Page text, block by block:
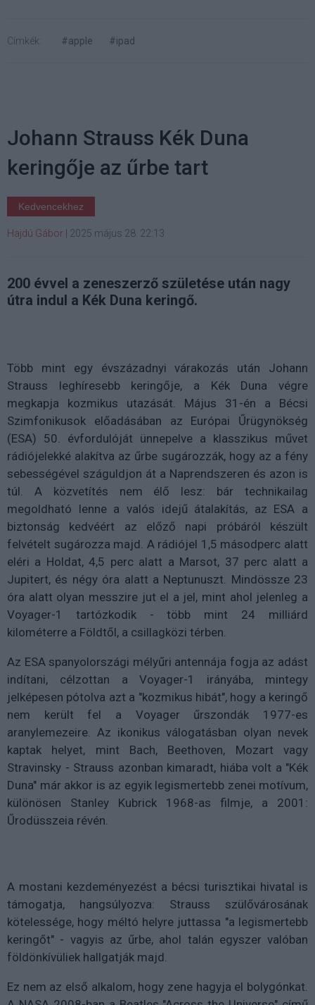
Címkék: #apple #ipad
Johann Strauss Kék Duna
keringője az űrbe tart
Kedvencekhez
Hajdú Gábor 2025 május 28. 22:13
200 évvel a zeneszerző születése után nagy
útra indul a Kék Duna keringő.
Több mint egy évszázadnyi várakozás után Johann
Strauss leghíresebb keringője, a Kék Duna végre
megkapja kozmikus utazását. Május 31-én a Bécsi
Szimfonikusok előadásában az Európai Űrügynökség
(ESA) 50. évfordulóját ünnepelve a klasszikus művet
rádiójelekké alakítva az űrbe sugározzák, hogy az a fény
sebességével száguldjon át a Naprendszeren és azon is
túl. A közvetítés nem élő lesz: bár technikailag
megoldható lenne a valós idejű átalakítás, az ESA a
biztonság kedvéért az előző napi próbáról készült
felvételt sugározza majd. A rádiójel 1,5 másodperc alatt
eléri a Holdat, 4,5 perc alatt a Marsot, 37 perc alatt a
Jupitert, és négy óra alatt a Neptunuszt. Mindössze 23
óra alatt olyan messzire jut el a jel, mint ahol jelenleg a
Voyager-1 tartózkodik - több mint 24 milliárd
kilométerre a Földtől, a csillagközi térben.
Az ESA spanyolországi mélyűri antennája fogja az adást
indítani, célzottan a Voyager-1 irányába, mintegy
jelképesen pótolva azt a "kozmikus hibát", hogy a keringő
nem került fel a Voyager űrszondák 1977-es
aranylemezeire. Az ikonikus válogatásban olyan nevek
kaptak helyet, mint Bach, Beethoven, Mozart vagy
Stravinsky - Strauss azonban kimaradt, hiába volt a "Kék
Duna" már akkor is az egyik legismertebb zenei motívum,
különösen Stanley Kubrick 1968-as filmje, a 2001:
Űrodüsszeia révén.
A mostani kezdeményezést a bécsi turisztikai hivatal is
támogatja, hangsúlyozva: Strauss szülővárosának
kötelessége, hogy méltó helyre juttassa "a legismertebb
keringőt" - vagyis az űrbe, ahol talán egyszer valóban
földönkívüliek hallgatják majd.
Ez nem az első alkalom, hogy zene hagyja el bolygónkat.